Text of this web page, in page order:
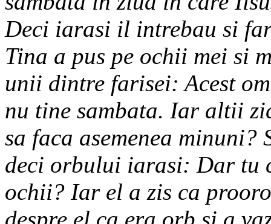
Deci iarasi il intrebau si
Tina a pus pe ochii mei si
unii dintre farisei: Acest
nu tine sambata. Iar altii
sa faca asemenea minuni?
deci orbului iarasi: Dar tu
ochii? Iar el a zis ca
despre el ca era orb si a